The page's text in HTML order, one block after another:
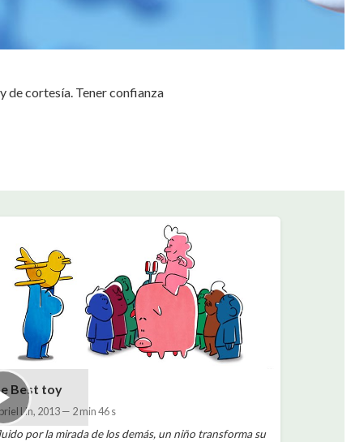
de cortesía. Tener confianza
Best toy
Lin, 2013— 2 min 46 s
por la mirada de los demás, un niño transforma su